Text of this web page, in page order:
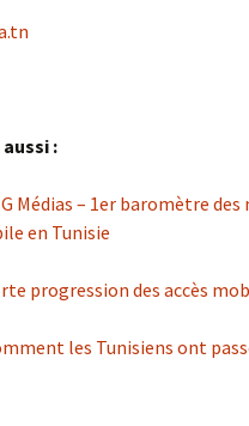
aussi :
Médias – 1er baromètre des
en Tunisie
progression des accès
les Tunisiens ont